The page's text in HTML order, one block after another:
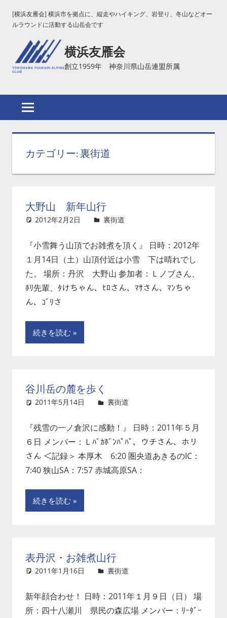
ス
[横浜友雁会] 横浜市を拠点に、縦走やハイキング、岩登り、冬山などオー
ルラウンドに活動する山岳会です
横浜友雁会
創立1959年 神奈川県山岳連盟所属
カテゴリー:裏街道
大野山 新年山行
2012年2月2日 裏街道
『小雪舞う山頂でお雑煮を頂く』 日時：2012年
１月14日（土）山頂付近は小雪 下は晴れでし
た。 場所：丹沢 大野山 参加者：Ｌノブさん、
ﾎﾘ先輩、ﾀけちゃん、ﾋﾛさん、ﾏｻさん、ﾏﾝちゃ
ん、ｺﾞﾘさ
続きを読む
谷川岳の麓を歩く
2011年5月14日 裏街道
『残雪の一ノ倉沢に感動！』 日時：2011年５月
６日 メンバー：Ｌﾊﾞｶﾎﾞﾝﾊﾟﾊﾟ、ウチさん、ホリ
さん ＜記録＞ 本厚木 6:20 圏央道あきるのIC：
7:40 狭山SA：7:57 赤城高原SA：
続きを読む
表丹沢・お雑煮山行
2011年1月16日 裏街道
新年顔合わせ！ 日時：2011年１月９日（日） 場
所：四十八瀬川 県民の森広場 メンバー：ﾘｰﾀﾞｰ